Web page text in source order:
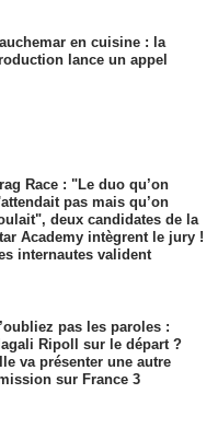
en cuisine : la
lance un appel
Race : "Le duo qu’on
pas mais qu’on
deux candidates de la
Academy intègrent le jury !
internautes valident
pas les paroles :
Ripoll sur le départ ?
va présenter une autre
sur France 3